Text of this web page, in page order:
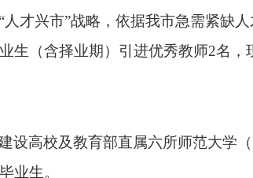
“人才兴市”战略，依据我市急需紧缺
生（含择业期）引进优秀教师2名，
设高校及教育部直属六所师范大学
业生。